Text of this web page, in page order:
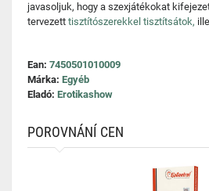
javasoljuk, hogy a szexjátékokat
tervezett tisztítószerekkel tisztítsátok,
Ean: 7450501010009
Márka: Egyéb
Eladó: Erotikashow
POROVNÁNÍ CEN